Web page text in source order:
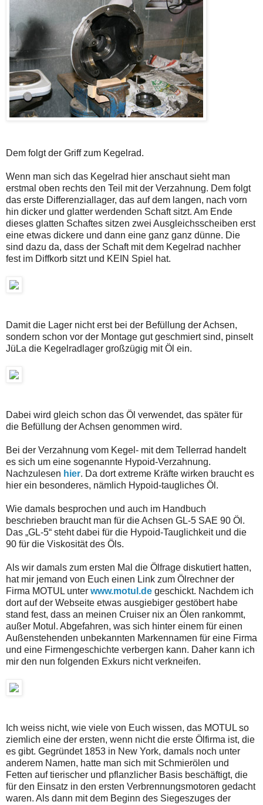
Dem folgt der Griff zum Kegelrad.
Wenn man sich das Kegelrad hier anschaut sieht man
erstmal oben rechts den Teil mit der Verzahnung. Dem folgt
das erste Differenziallager, das auf dem langen, nach vorn
hin dicker und glatter werdenden Schaft sitzt. Am Ende
dieses glatten Schaftes sitzen zwei Ausgleichsscheiben erst
eine etwas dickere und dann eine ganz ganz dünne. Die
sind dazu da, dass der Schaft mit dem Kegelrad nachher
fest im Diffkorb sitzt und KEIN Spiel hat.
Damit die Lager nicht erst bei der Befüllung der Achsen,
sondern schon vor der Montage gut geschmiert sind, pinselt
JüLa die Kegelradlager großzügig mit Öl ein.
Dabei wird gleich schon das Öl verwendet, das später für
die Befüllung der Achsen genommen wird.
Bei der Verzahnung vom Kegel- mit dem Tellerrad handelt
es sich um eine sogenannte Hypoid-Verzahnung.
Nachzulesen hier. Da dort extreme Kräfte wirken braucht es
hier ein besonderes, nämlich Hypoid-taugliches Öl.
Wie damals besprochen und auch im Handbuch
beschrieben braucht man für die Achsen GL-5 SAE 90 Öl.
Das „GL-5“ steht dabei für die Hypoid-Tauglichkeit und die
90 für die Viskosität des Öls.
Als wir damals zum ersten Mal die Ölfrage diskutiert hatten,
hat mir jemand von Euch einen Link zum Ölrechner der
Firma MOTUL unter www.motul.de geschickt. Nachdem ich
dort auf der Webseite etwas ausgiebiger gestöbert habe
stand fest, dass an meinen Cruiser nix an Ölen rankommt,
außer Motul. Abgefahren, was sich hinter einem für einen
Außenstehenden unbekannten Markennamen für eine Firma
und eine Firmengeschichte verbergen kann. Daher kann ich
mir den nun folgenden Exkurs nicht verkneifen.
Ich weiss nicht, wie viele von Euch wissen, das MOTUL so
ziemlich eine der ersten, wenn nicht die erste Ölfirma ist, die
es gibt. Gegründet 1853 in New York, damals noch unter
anderem Namen, hatte man sich mit Schmierölen und
Fetten auf tierischer und pflanzlicher Basis beschäftigt, die
für den Einsatz in den ersten Verbrennungsmotoren gedacht
waren. Als dann mit dem Beginn des Siegeszuges der